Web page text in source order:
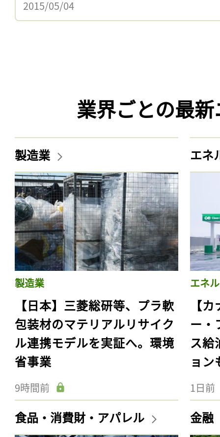
2015/05/04
業界ごとの最
製造業
製造業
【日本】三菱総研等、プラ軟
包装材のマテリアルリサイク
ル連携モデルを実証へ。環境
省事業
9時間前
エネ
エネ
【
ー・
ス給
ョン
1日前
食品・消費財・アパレル 金融